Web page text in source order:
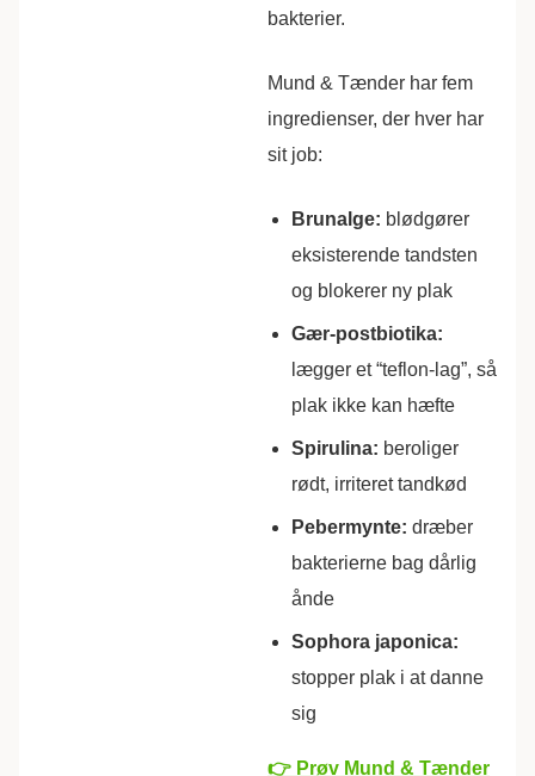
bakterier.
Mund & Tænder har fem
ingredienser, der hver har
sit job:
Brunalge: blødgører
eksisterende tandsten
og blokerer ny plak
Gær-postbiotika:
lægger et “teflon-lag”, så
plak ikke kan hæfte
Spirulina: beroliger
rødt, irriteret tandkød
Pebermynte: dræber
bakterierne bag dårlig
ånde
Sophora japonica:
stopper plak i at danne
sig
👉 Prøv Mund & Tænder